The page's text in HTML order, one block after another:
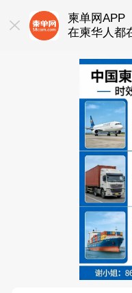
柬单网APP
在柬华人都